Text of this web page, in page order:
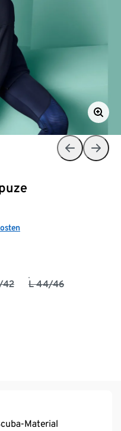
42 L 44/46
Material